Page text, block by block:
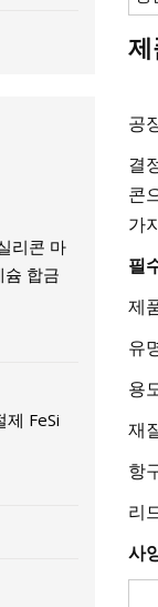
리콘 마
합금
FeSi
공
결
콘
가
필
제
유
용
재
항
리
사